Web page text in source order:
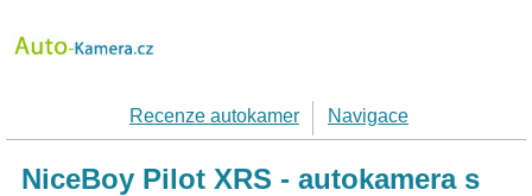
Recenze autokamer Navigace
NiceBoy Pilot XRS - autokamera s